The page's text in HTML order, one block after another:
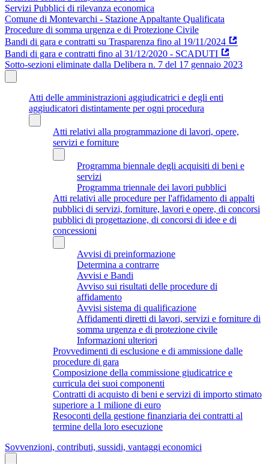
Servizi Pubblici di rilevanza economica
Comune di Montevarchi - Stazione Appaltante Qualificata
Procedure di somma urgenza e di Protezione Civile
Bandi di gara e contratti su Trasparenza fino al 19/11/2024
Bandi di gara e contratti fino al 31/12/2020 - SCADUTI
Sotto-sezioni eliminate dalla Delibera n. 7 del 17 gennaio 2023
Atti delle amministrazioni aggiudicatrici e degli enti
aggiudicatori distintamente per ogni procedura
Atti relativi alla programmazione di lavori, opere,
servizi e forniture
Programma biennale degli acquisiti di beni e
servizi
Programma triennale dei lavori pubblici
Atti relativi alle procedure per l'affidamento di appalti
pubblici di servizi, forniture, lavori e opere, di concorsi
pubblici di progettazione, di concorsi di idee e di
concessioni
Avvisi di preinformazione
Determina a contrarre
Avvisi e Bandi
Avviso sui risultati delle procedure di
affidamento
Avvisi sistema di qualificazione
Affidamenti diretti di lavori, servizi e forniture di
somma urgenza e di protezione civile
Informazioni ulteriori
Provvedimenti di esclusione e di ammissione dalle
procedure di gara
Composizione della commissione giudicatrice e
curricula dei suoi componenti
Contratti di acquisto di beni e servizi di importo stimato
superiore a 1 milione di euro
Resoconti della gestione finanziaria dei contratti al
termine della loro esecuzione
Sovvenzioni, contributi, sussidi, vantaggi economici